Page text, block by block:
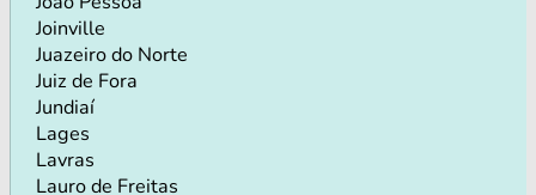
Joinville
Juazeiro do Norte
Juiz de Fora
Jundiaí
Lages
Lavras
Lauro de Freitas